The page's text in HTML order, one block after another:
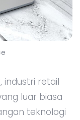
industri retail
luar biasa
teknologi